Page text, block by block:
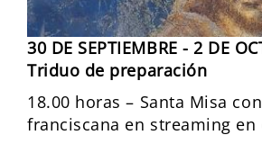
30 DE SEPTIEMBRE - 2 DE
Triduo de preparación
18.00 horas – Santa Misa
franciscana en streaming